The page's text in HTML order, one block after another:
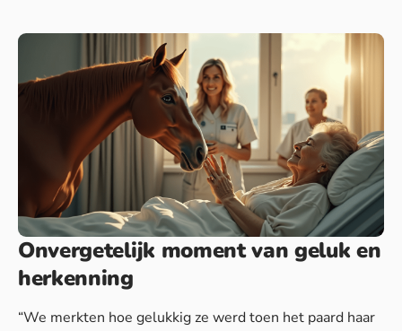
Onvergetelijk moment van geluk en
herkenning
“We merkten hoe gelukkig ze werd toen het paard haar